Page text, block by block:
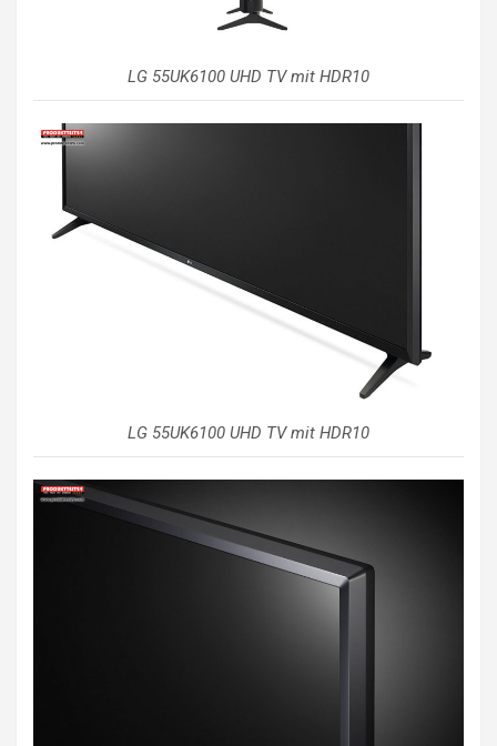
LG 55UK6100 UHD TV mit HDR10
LG 55UK6100 UHD TV mit HDR10